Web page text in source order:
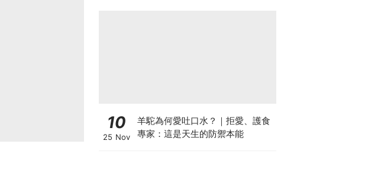
10
25 Nov
羊駝為何愛吐口水？｜拒愛、護食
專家：這是天生的防禦本能